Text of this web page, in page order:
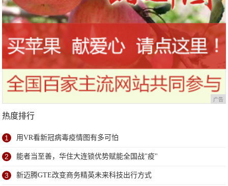
广告
热度排行
1 用VR看新冠病毒疫情图有多可怕
2 能者当至善，华住大连锁优势赋能全国战"疫"
3 新迈腾GTE改变商务精英未来科技出行方式